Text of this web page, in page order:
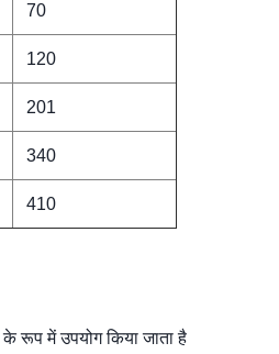
70
120
201
340
410
रूप में उपयोग किया जाता है